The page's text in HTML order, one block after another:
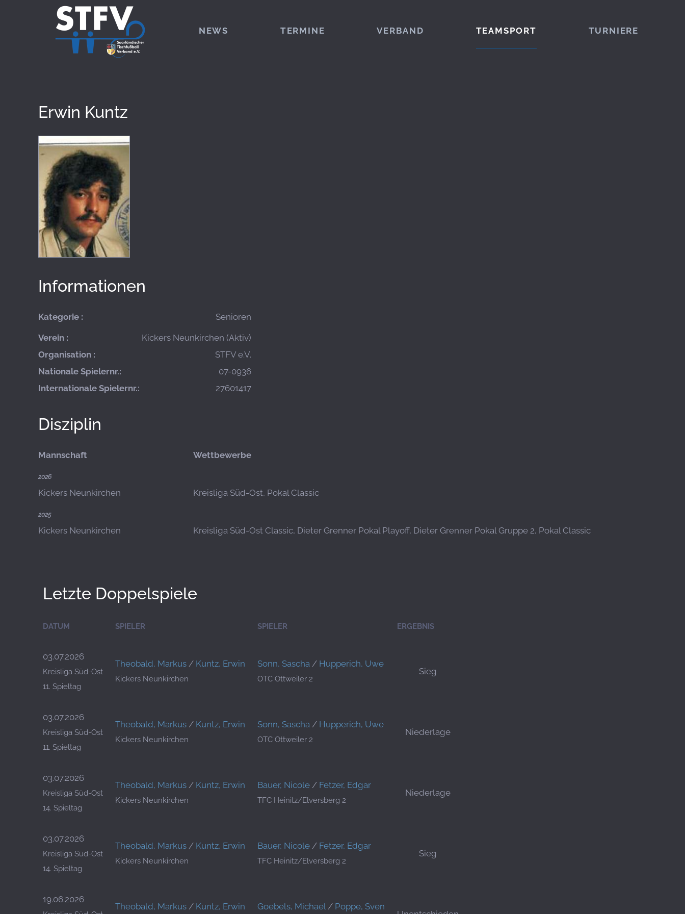
Zum Hauptinhalt springen
NEWS TERMINE VERBAND TEAMSPORT TURNIERE
Erwin Kuntz
Informationen
Kategorie : Senioren
Verein :
Kickers Neunkirchen (Aktiv)
Organisation :
STFV e.V.
Nationale Spielernr.:
07-0936
Internationale Spielernr.:
27601417
Disziplin
Mannschaft Wettbewerbe
2026
Kickers Neunkirchen Kreisliga Süd-Ost, Pokal Classic
2025
Kickers Neunkirchen Kreisliga Süd-Ost Classic, Dieter Grenner Pokal Playoff, Dieter Grenner Pokal Gruppe 2, Pokal Classic
Letzte Doppelspiele
DATUM SPIELER SPIELER ERGEBNIS
03.07.2026
Kreisliga Süd-Ost
11. Spieltag
Theobald, Markus / Kuntz, Erwin
Kickers Neunkirchen
Sonn, Sascha / Hupperich, Uwe
OTC Ottweiler 2
Sieg
03.07.2026
Kreisliga Süd-Ost
11. Spieltag
Theobald, Markus / Kuntz, Erwin
Kickers Neunkirchen
Sonn, Sascha / Hupperich, Uwe
OTC Ottweiler 2
Niederlage
03.07.2026
Kreisliga Süd-Ost
14. Spieltag
Theobald, Markus / Kuntz, Erwin
Kickers Neunkirchen
Bauer, Nicole / Fetzer, Edgar
TFC Heinitz/Elversberg 2
Niederlage
03.07.2026
Kreisliga Süd-Ost
14. Spieltag
Theobald, Markus / Kuntz, Erwin
Kickers Neunkirchen
Bauer, Nicole / Fetzer, Edgar
TFC Heinitz/Elversberg 2
Sieg
19.06.2026
Theobald, Markus / Kuntz, Erwin Goebels, Michael/ Poppe, Sven